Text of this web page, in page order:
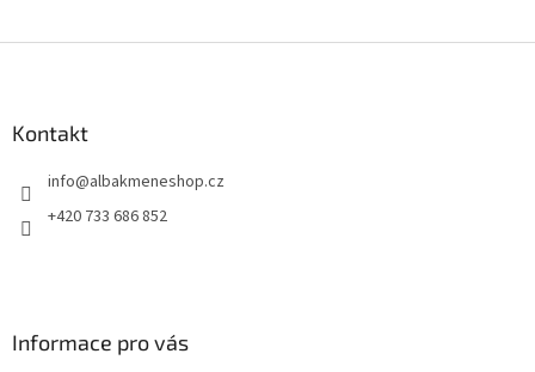
Kontakt
info@albakmeneshop.cz
+420 733 686 852
Informace pro vás